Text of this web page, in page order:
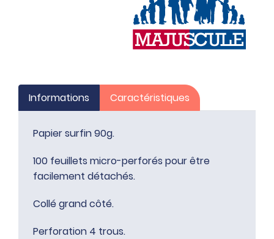
Informations Caractéristiques
Papier surfin 90g.
100 feuillets micro-perforés pour être
facilement détachés.
Collé grand côté.
Perforation 4 trous.